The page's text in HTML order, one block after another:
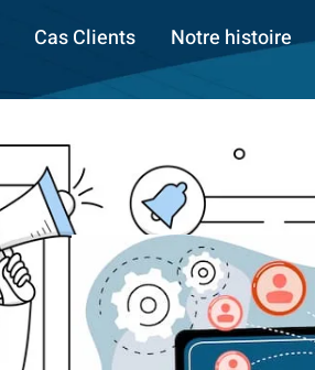
Cas Clients Notre histoire